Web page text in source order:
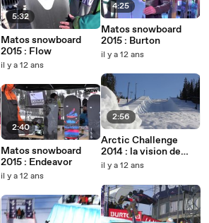
5:32
Matos snowboard
2015 : Flow
il y a 12 ans
2:40
Matos snowboard
2015 : Endeavor
il y a 12 ans
4:25
Matos snowboard
2015 : Burton
il y a 12 ans
2:56
Arctic Challenge
2014 : la vision de
Terje Haakonsen
il y a 12 ans